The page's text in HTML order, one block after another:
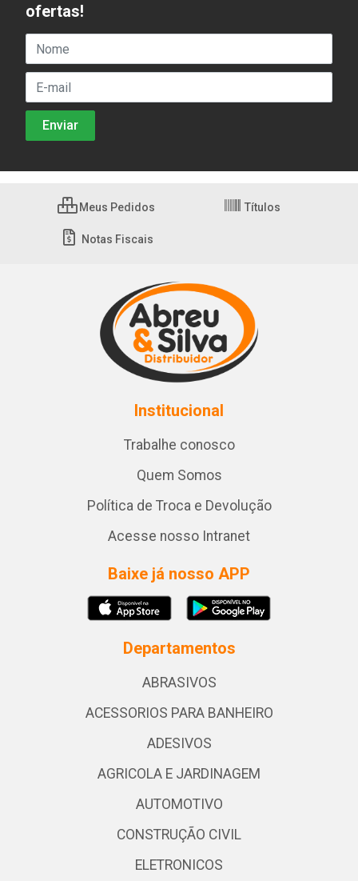
ofertas!
Meus Pedidos Títulos
Notas Fiscais
Institucional
Trabalhe conosco
Quem Somos
Política de Troca e Devolução
Acesse nosso Intranet
Baixe já nosso APP
Departamentos
ABRASIVOS
ACESSORIOS PARA BANHEIRO
ADESIVOS
AGRICOLA E JARDINAGEM
AUTOMOTIVO
CONSTRUÇÃO CIVIL
ELETRONICOS